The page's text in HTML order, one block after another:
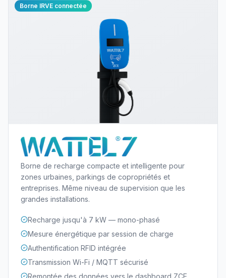
Borne IRVE connectée
Borne de recharge compacte et intelligente pour
zones urbaines, parkings de copropriétés et
entreprises. Même niveau de supervision que les
grandes installations.
Recharge jusqu'à 7 kW — mono-phasé
Mesure énergétique par session de charge
Authentification RFID intégrée
Transmission Wi-Fi / MQTT sécurisé
Remontée des données vers le dashboard ZCE